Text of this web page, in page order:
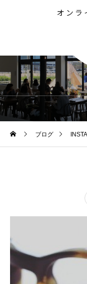
オンラ
ブログ